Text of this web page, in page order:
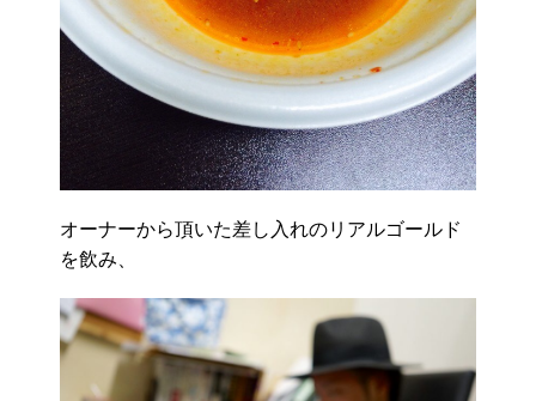
オーナーから頂いた差し入れのリアルゴールド
を飲み、